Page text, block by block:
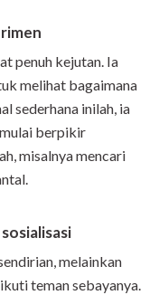
penuh kejutan. Ia
melihat bagaimana
sederhana inilah, ia
berpikir
misalnya mencari
melainkan
teman sebayanya.